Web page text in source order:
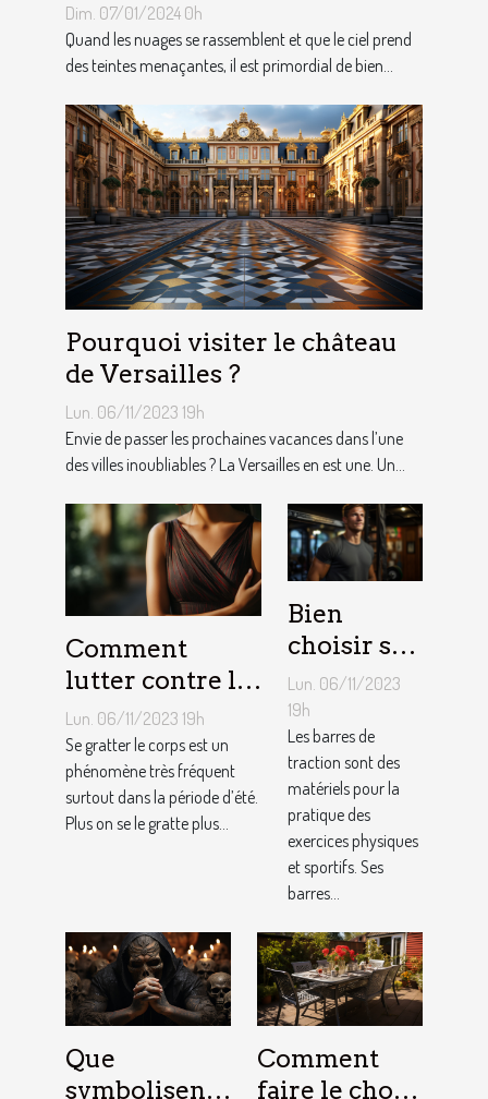
choix des tentes publicitaires
Dim. 07/01/2024 0h
Quand les nuages se rassemblent et que le ciel prend
des teintes menaçantes, il est primordial de bien...
Pourquoi visiter le château
de Versailles ?
Lun. 06/11/2023 19h
Envie de passer les prochaines vacances dans l’une
des villes inoubliables ? La Versailles en est une. Un...
Comment
lutter contre la
démangeaison ?
Lun. 06/11/2023 19h
Se gratter le corps est un
phénomène très fréquent
surtout dans la période d’été.
Plus on se le gratte plus...
Bien
choisir sa
barre de
traction :
nos
conseils !
Lun. 06/11/2023
19h
Les barres de
traction sont des
matériels pour la
pratique des
exercices physiques
et sportifs. Ses
barres...
Que
symbolisent
Comment
faire le choix